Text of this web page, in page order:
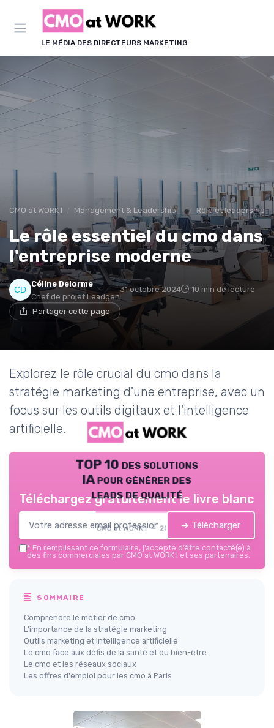
LE MÉDIA DES DIRECTEURS MARKETING
CMO at WORK ! Management & Leadership Marketing Rôle et leadership
Le rôle essentiel du cmo dans
l'entreprise moderne
Céline Delorme
Chef de projet Leadgen
31 octobre 2024 10 min de lecture
Partager cette page
Explorez le rôle crucial du cmo dans la
stratégie marketing d'une entreprise, avec un
focus sur les outils digitaux et l'intelligence
artificielle.
TOP 10 des solutions
IA pour générer des
leads de qualité
CMO at WORK ! — 2026
Téléchargez gratuitement le livre blanc
➔ Télécharger
* En remplissant ce formulaire, j’accepte d’être contacté(e) à
des fins commerciales par CMO at WORK ! et ses partenaires.
SOMMAIRE
Comprendre le métier de cmo
L'importance de la stratégie marketing
Outils marketing et intelligence artificielle
Le cmo face aux défis de la santé et du bien-être
Le cmo et les réseaux sociaux
Les offres d'emploi pour les cmo à Paris
Panneau de gestion des cookies